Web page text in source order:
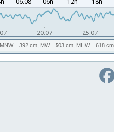
MNW= 392 cm, MW= 503 cm, MHW= 618 cm,